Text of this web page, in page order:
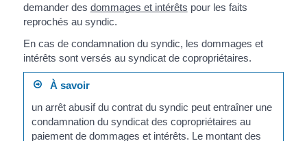
demander des dommages et intérêts pour les faits
reprochés au syndic.
En cas de condamnation du syndic, les dommages et
intérêts sont versés au syndicat de copropriétaires.
À savoir
un arrêt abusif du contrat du syndic peut entraîner une
condamnation du syndicat des copropriétaires au
paiement de dommages et intérêts. Le montant des